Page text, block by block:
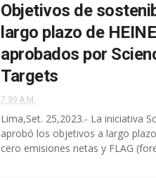
Objetivos de
largo plazo de
aprobados por
Targets
7:39 A.M.
Lima,Set. 25,2023.- La iniciativa
aprobó los objetivos a largo
cero emisiones netas y FLAG